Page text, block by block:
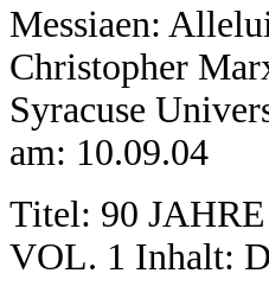
Messiaen:
Christopher
Syracuse
am: 10.09.04
Titel: 90
VOL. 1 Inhalt: